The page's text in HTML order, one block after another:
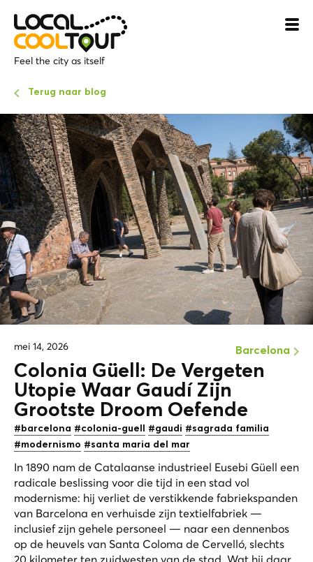
Feel the city as itself
Terug naar blog
mei 14, 2026 Barcelona
Colonia Güell: De Vergeten
Utopie Waar Gaudí Zijn
Grootste Droom Oefende
#barcelona #colonia-guell #gaudi #sagrada familia
#modernismo #santa maria del mar
In 1890 nam de Catalaanse industrieel Eusebi Güell een
radicale beslissing voor die tijd in een stad vol
modernisme: hij verliet de verstikkende fabriekspanden
van Barcelona en verhuisde zijn textielfabriek —
inclusief zijn gehele personeel — naar een dennenbos
op de heuvels van Santa Coloma de Cervelló, slechts
20 kilometer ten zuidwesten van de stad. Wat hij daar